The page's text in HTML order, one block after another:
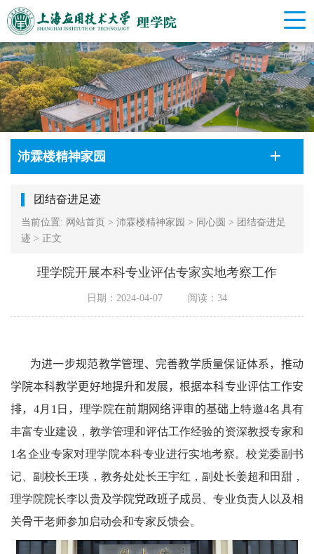
沛霖楼精神家园
团结奋进足迹
当前位置: 网站首页 > 沛霖楼精神家园 > 同心圆 > 团结奋进足
迹 > 正文
理学院开展本科专业评估专家实地考察工作
日期：2024-04-07 阅读： 34
为进一步规范教学管理、完善教学质量保证体系，推动
学院本科教学更好地提升和发展，根据本科专业评估工作安
排， 4月 1 日 ， 理学院在前期网络评审的基础上特邀4名具有
丰富专业建设，教学管理和评估工作经验的资深教授专家和
1名企业专家对理学院本科专业进行实地考察。校党委副书
记、副校长王瑛，教务处处长王宇红，副处长姜超和田甜，
理学院院长李以贵及学院党政班子成员
、专业负责人以及相
关骨干老师参加启动会和专家反馈会。